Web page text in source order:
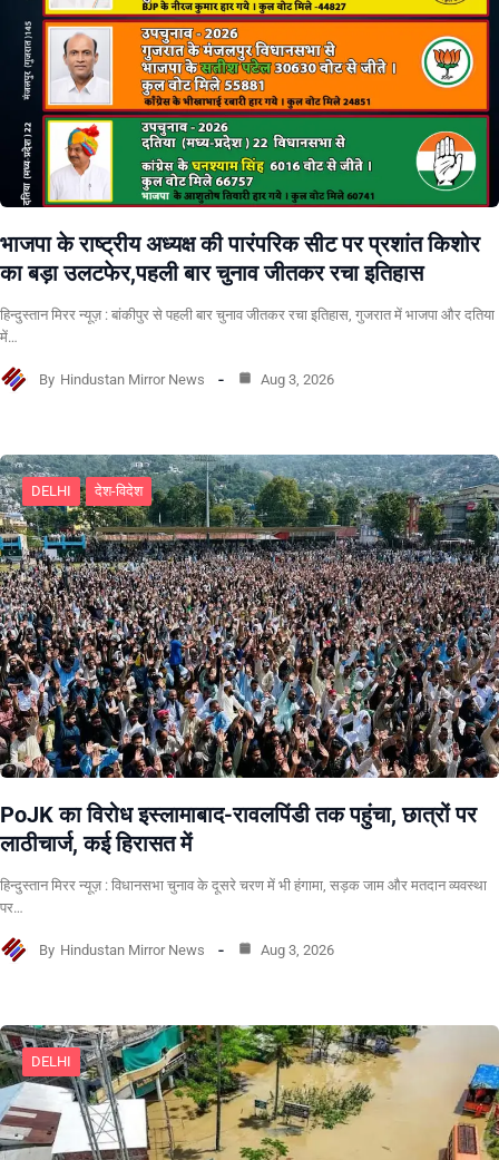
भाजपा के राष्ट्रीय अध्यक्ष की पारंपरिक सीट पर प्रशांत किशोर
का बड़ा उलटफेर,पहली बार चुनाव जीतकर रचा इतिहास
हिन्दुस्तान मिरर न्यूज़ : बांकीपुर से पहली बार चुनाव जीतकर रचा इतिहास, गुजरात में भाजपा और दतिया
में…
By Hindustan Mirror News Aug 3, 2026
DELHI देश-विदेश
PoJK का विरोध इस्लामाबाद-रावलपिंडी तक पहुंचा, छात्रों पर
लाठीचार्ज, कई हिरासत में
हिन्दुस्तान मिरर न्यूज़ : विधानसभा चुनाव के दूसरे चरण में भी हंगामा, सड़क जाम और मतदान व्यवस्था
पर…
By Hindustan Mirror News Aug 3, 2026
DELHI